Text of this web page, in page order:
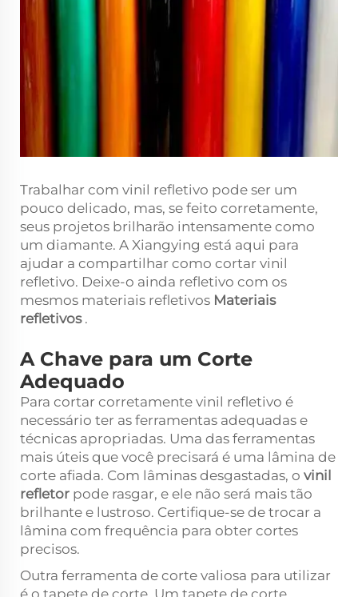
Trabalhar com vinil refletivo pode ser um
pouco delicado, mas, se feito corretamente,
seus projetos brilharão intensamente como
um diamante. A Xiangying está aqui para
ajudar a compartilhar como cortar vinil
refletivo. Deixe-o ainda refletivo com os
mesmos materiais refletivos Materiais
refletivos .
A Chave para um Corte
Adequado
Para cortar corretamente vinil refletivo é
necessário ter as ferramentas adequadas e
técnicas apropriadas. Uma das ferramentas
mais úteis que você precisará é uma lâmina de
corte afiada. Com lâminas desgastadas, o vinil
refletor pode rasgar, e ele não será mais tão
brilhante e lustroso. Certifique-se de trocar a
lâmina com frequência para obter cortes
precisos.
Outra ferramenta de corte valiosa para utilizar
é o tapete de corte. Um tapete de corte